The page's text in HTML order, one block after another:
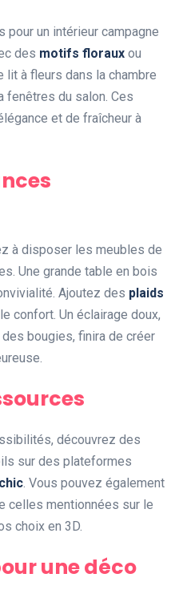
un intérieur campagne
des motifs floraux ou
lit à fleurs dans la chambre
fenêtres du salon. Ces
et de fraîcheur à
à disposer les meubles de
Une grande table en bois
Ajoutez des plaids
confort. Un éclairage doux,
bougies, finira de créer
découvrez des
sur des plateformes
. Vous pouvez également
celles mentionnées sur le
choix en 3D.
une déco